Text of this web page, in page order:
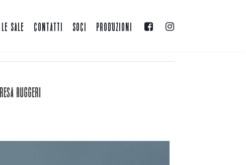
LE SALE CONTATTI SOCI PRODUZIONI
Ruggeri